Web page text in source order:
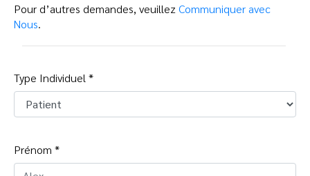
Pour d’autres demandes, veuillez Communiquer avec
Nous.
Type Individuel *
Prénom *